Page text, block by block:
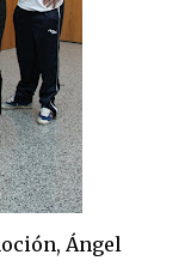
Ángel